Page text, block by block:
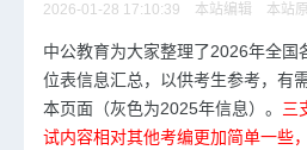
2026-01-28 17:10:39 本站编辑 本站
中公教育为大家整理了2026年全国
位表信息汇总，以供考生参考，有
本页面（灰色为2025年信息）。 三
试内容相对其他考编更加简单一些